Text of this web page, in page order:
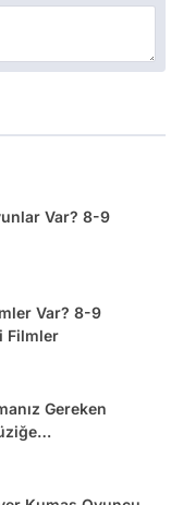
Var? 8-9
Var? 8-9
Filmler
Gereken